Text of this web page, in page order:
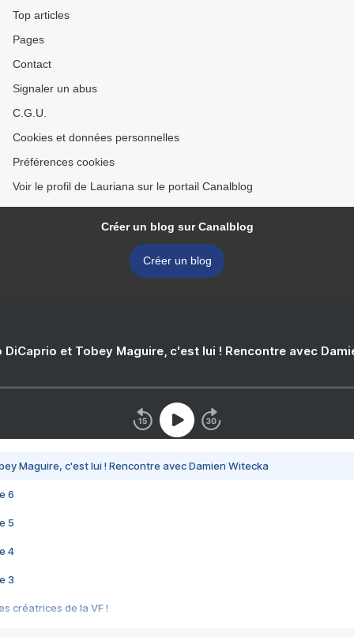
Top articles
Pages
Contact
Signaler un abus
C.G.U.
Cookies et données personnelles
Préférences cookies
Voir le profil de Lauriana sur le portail Canalblog
Créer un blog sur Canalblog
Créer un blog
DiCaprio et Tobey Maguire, c'est lui ! Rencontre avec
Maguire, c'est lui ! Rencontre avec Damien Witecka
6
5
4
3
créatrices de la VF !